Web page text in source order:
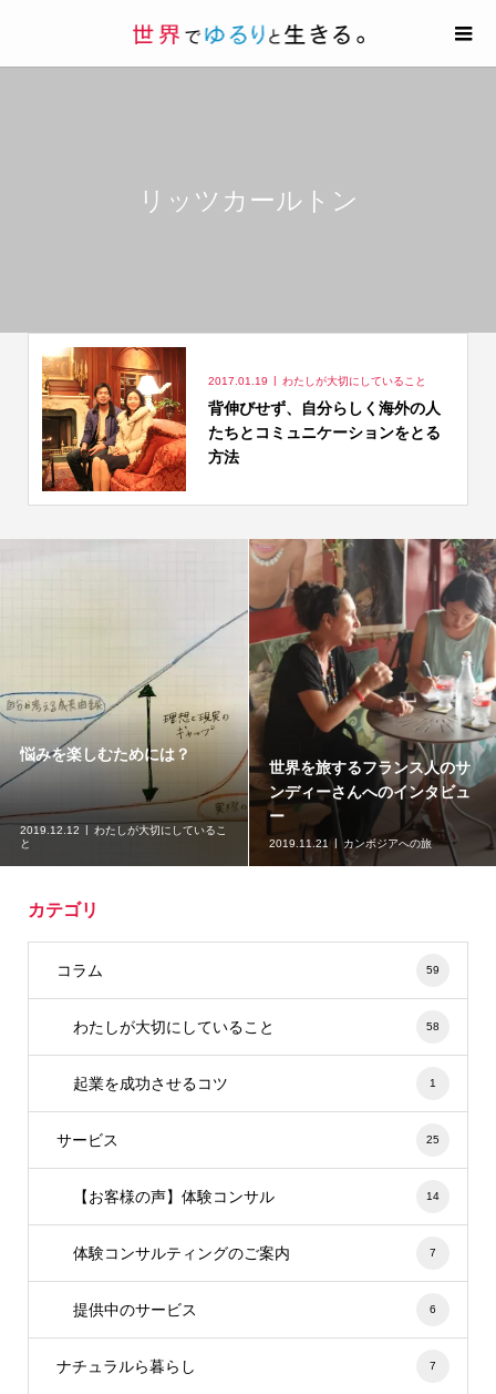
リッツカールトン
2017.01.19 わたしが大切にしていること
背伸びせず、自分らしく海外の人
たちとコミュニケーションをとる
方法
悩みを楽しむためには？
2019.12.12
わたしが大切にしているこ
と
世界を旅するフランス人のサ
ンディーさんへのインタビュ
ー
2019.11.21 カンボジアへの旅
カテゴリ
コラム 59
わたしが大切にしていること 58
起業を成功させるコツ 1
サービス 25
【お客様の声】体験コンサル 14
体験コンサルティングのご案内 7
提供中のサービス 6
ナチュラルら暮らし 7